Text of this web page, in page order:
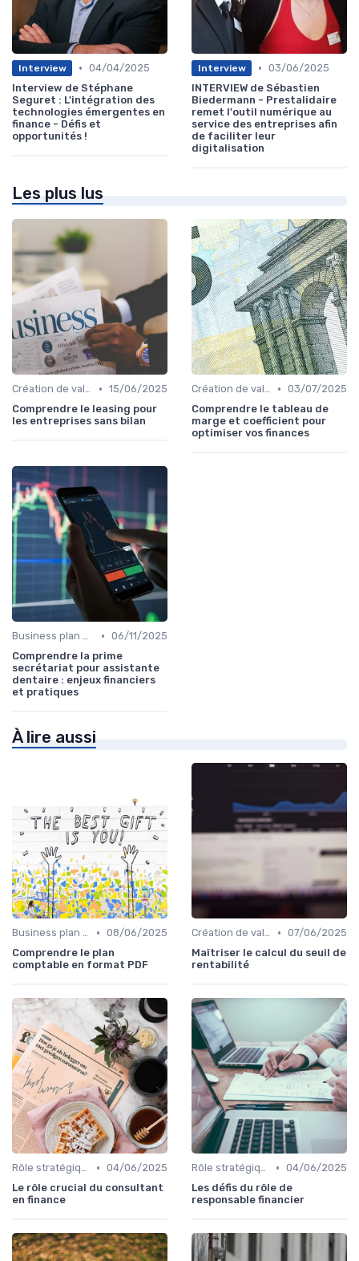
Interview • 04/04/2025
Interview de Stéphane
Seguret : L'intégration des
technologies émergentes en
finance - Défis et
opportunités !
Interview • 03/06/2025
INTERVIEW de Sébastien
Biedermann - Prestalidaire
remet l'outil numérique au
service des entreprises afin
de faciliter leur
digitalisation
Les plus lus
Création de valeur & rentabilité • 15/06/2025
Comprendre le leasing pour
les entreprises sans bilan
Création de valeur & rentabilité • 03/07/2025
Comprendre le tableau de
marge et coefficient pour
optimiser vos finances
Business plan & modélisation financière • 06/11/2025
Comprendre la prime
secrétariat pour assistante
dentaire : enjeux financiers
et pratiques
À lire aussi
Business plan & modélisation financière • 08/06/2025
Comprendre le plan
comptable en format PDF
Création de valeur & rentabilité • 07/06/2025
Maîtriser le calcul du seuil de
rentabilité
Rôle stratégique du CFO • 04/06/2025
Le rôle crucial du consultant
en finance
Rôle stratégique du CFO • 04/06/2025
Les défis du rôle de
responsable financier